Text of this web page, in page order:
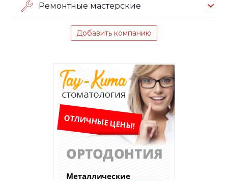
Ремонтные мастерские
Добавить компанию